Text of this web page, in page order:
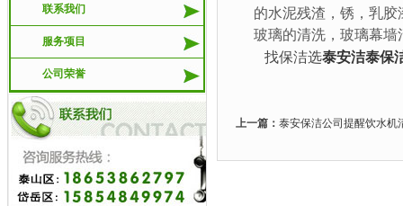
联系我们
服务项目
公司荣誉
的水泥残渣，锈，乳
玻璃的清洗，玻璃幕
找保洁选泰安洁泰保
上一篇： 泰安保洁公司提醒饮水机